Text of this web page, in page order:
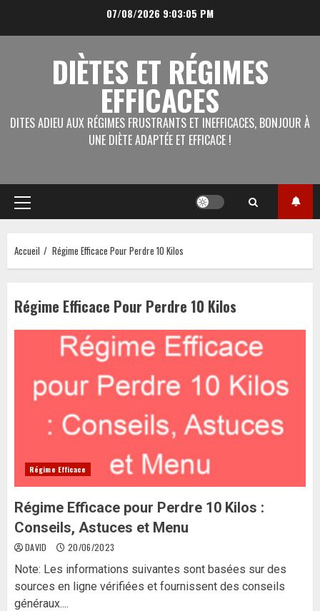
07/08/2026 9:03:05 PM
DIÈTES ET RÉGIMES
EFFICACES
DITES ADIEU AUX RÉGIMES FRUSTRANTS ET INEFFICACES, BONJOUR À
UNE DIÈTE ADAPTÉE ET EFFICACE !
Menu
principal
Accueil Régime Efficace Pour Perdre 10 Kilos
Régime Efficace Pour Perdre 10 Kilos
Régime Efficace
Régime Efficace pour Perdre 10 Kilos :
Conseils, Astuces et Menu
DAVID 20/06/2023
Note: Les informations suivantes sont basées sur des
sources en ligne vérifiées et fournissent des conseils
généraux....